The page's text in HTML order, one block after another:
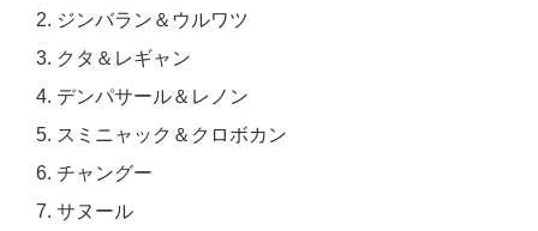
ジンバラン＆ウルワツ
クタ＆レギャン
デンパサール＆レノン
スミニャック＆クロボカン
チャングー
サヌール